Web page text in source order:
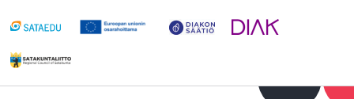
sisältöön